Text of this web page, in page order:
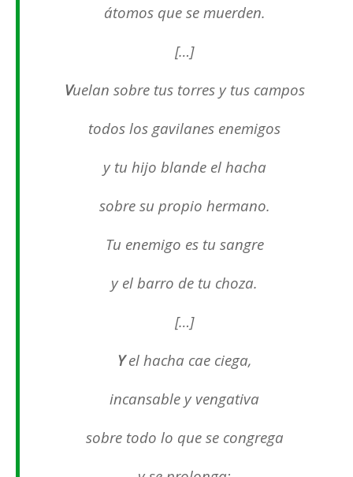
átomos que se muerden.
[…]
Vuelan sobre tus torres y tus campos
todos los gavilanes enemigos
y tu hijo blande el hacha
sobre su propio hermano.
Tu enemigo es tu sangre
y el barro de tu choza.
[…]
Yel hacha cae ciega,
incansable y vengativa
sobre todo lo que se congrega